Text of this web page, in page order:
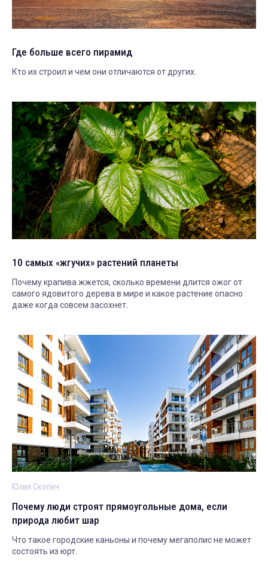
Где больше всего пирамид
Кто их строил и чем они отличаются от других.
10 самых «жгучих» растений планеты
Почему крапива жжется, сколько времени длится ожог от
самого ядовитого дерева в мире и какое растение опасно
даже когда совсем засохнет.
Юлия Скопич
Почему люди строят прямоугольные дома, если
природа любит шар
Что такое городские каньоны и почему мегаполис не может
состоять из юрт.